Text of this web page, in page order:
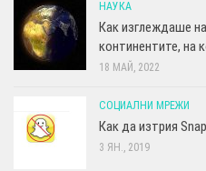
НАУКА
Как изглеждаше
континентите, на
18 МАЙ, 2022
СОЦИАЛНИ МРЕЖИ
Как да изтрия
3 ЯН., 2019